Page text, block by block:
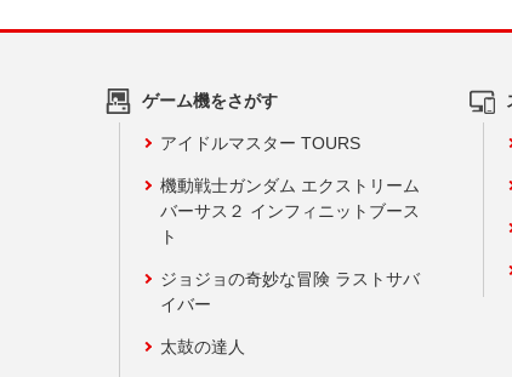
ゲーム機をさがす
アイドルマスター TOURS
機動戦士ガンダム エクストリーム
バーサス２ インフィニットブース
ト
ジョジョの奇妙な冒険 ラストサバ
イバー
太鼓の達人